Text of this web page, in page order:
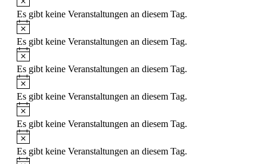
Es gibt keine Veranstaltungen an diesem Tag.
Es gibt keine Veranstaltungen an diesem Tag.
Es gibt keine Veranstaltungen an diesem Tag.
Es gibt keine Veranstaltungen an diesem Tag.
Es gibt keine Veranstaltungen an diesem Tag.
Es gibt keine Veranstaltungen an diesem Tag.